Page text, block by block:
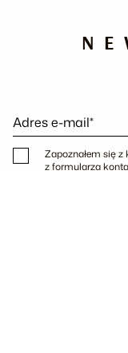
Adres e-mail*
Zapoznałem się
z formularza